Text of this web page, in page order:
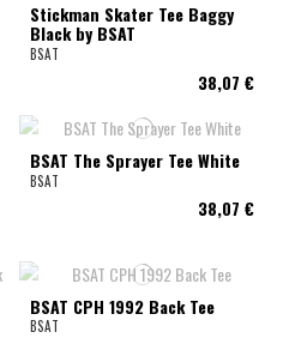
Stickman Skater Tee Baggy
Black by BSAT
BSAT
38,07 €
BSAT The Sprayer Tee White
BSAT
38,07 €
BSAT CPH 1992 Back Tee
BSAT